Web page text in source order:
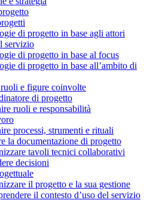
di progetto in base agli attori
servizio
di progetto in base al focus
di progetto in base all’ambito di
e figure coinvolte
di progetto
ruoli e responsabilità
processi, strumenti e rituali
la documentazione di progetto
tavoli tecnici collaborativi
decisioni
il progetto e la sua gestione
il contesto d’uso del servizio